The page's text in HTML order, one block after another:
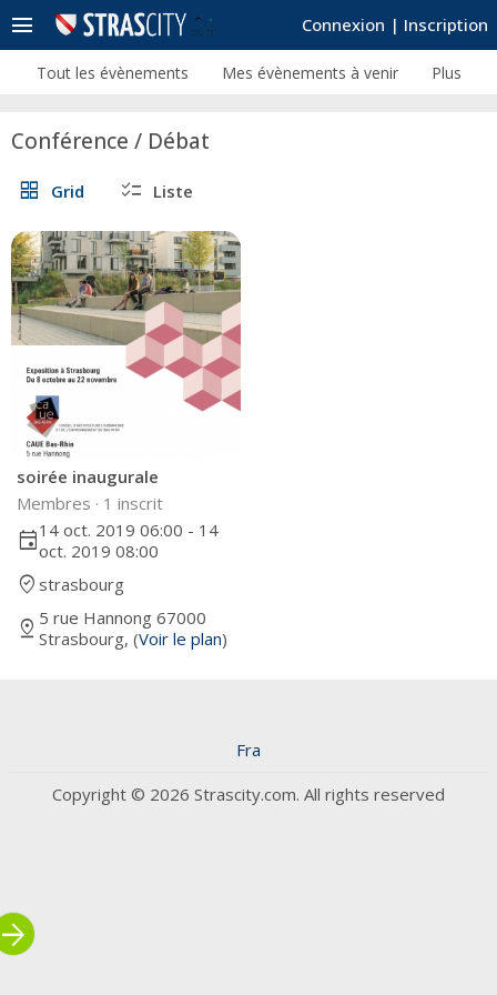
Connexion | Inscription
menu
Tout les évènements Mes évènements à venir Plus
Conférence / Débat
grid_view Grid checklist Liste
soirée inaugurale
Membres · 1 inscrit
event14 oct. 2019 06:00 - 14
oct. 2019 08:00
where_to_vote strasbourg
pin_drop 5 rue Hannong 67000
Strasbourg, (Voir le plan)
Fra
Copyright © 2026 Strascity.com. All rights reserved